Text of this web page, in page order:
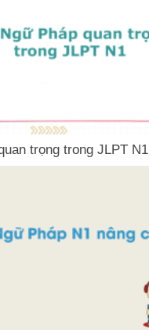
trọng trong JLPT N1